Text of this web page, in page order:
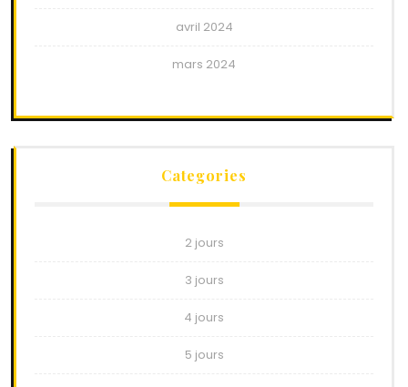
avril 2024
mars 2024
Categories
2 jours
3 jours
4 jours
5 jours